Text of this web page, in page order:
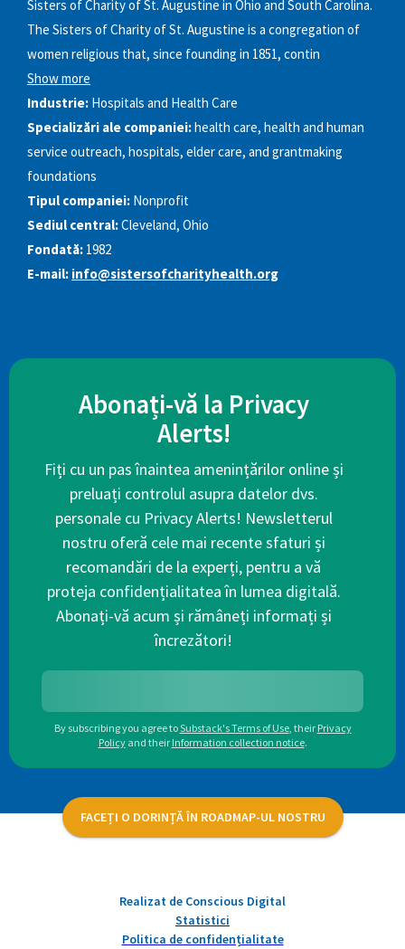
Sisters of Charity of St. Augustine in Ohio and South Carolina.
The Sisters of Charity of St. Augustine is a congregation of
women religious that, since founding in 1851, contin
Show more
Industrie: Hospitals and Health Care
Specializări ale companiei:health care, health and human
service outreach, hospitals, elder care, and grantmaking
foundations
Tipul companiei: Nonprofit
Sediul central:Cleveland, Ohio
Fondată: 1982
E-mail: info@sistersofcharityhealth.org
Abonați-vă la Privacy
Alerts!
Fiți cu un pas înaintea amenințărilor online și
preluați controlul asupra datelor dvs.
personale cu Privacy Alerts! Newsletterul
nostru oferă cele mai recente sfaturi și
recomandări de la experți, pentru a vă
proteja confidențialitatea în lumea digitală.
Abonați-vă acum și rămâneți informați și
încrezători!
By subscribing you agree toSubstack's Terms of Use, their Privacy
Policy and their Information collection notice.
FACEȚI O DORINȚĂ ÎN ROADMAP-UL NOSTRU
Realizat de Conscious Digital
Statistici
Politica de confidențialitate